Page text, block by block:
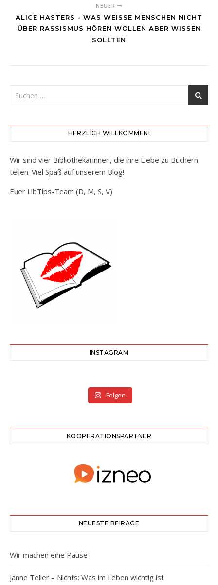
NEUER
ALICE HASTERS - WAS WEISSE MENSCHEN NICHT Ü
BER RASSISMUS HÖREN WOLLEN ABER WISSEN S
OLLTEN
HERZLICH WILLKOMMEN!
Wir sind vier Bibliothekarinnen, die ihre Liebe zu Büchern
teilen. Viel Spaß auf unserem Blog!
Euer LibTips-Team (D, M, S, V)
INSTAGRAM
Folgen
KOOPERATIONSPARTNER
NEUESTE BEIRÄGE
Wir machen eine Pause
Janne Teller – Nichts: Was im Leben wichtig ist